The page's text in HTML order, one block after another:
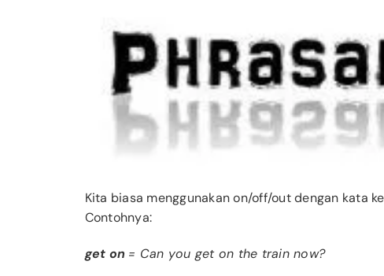
Kita biasa menggunakan on/off/out dengan kata
Contohnya:
get on = Can you get on the train now?